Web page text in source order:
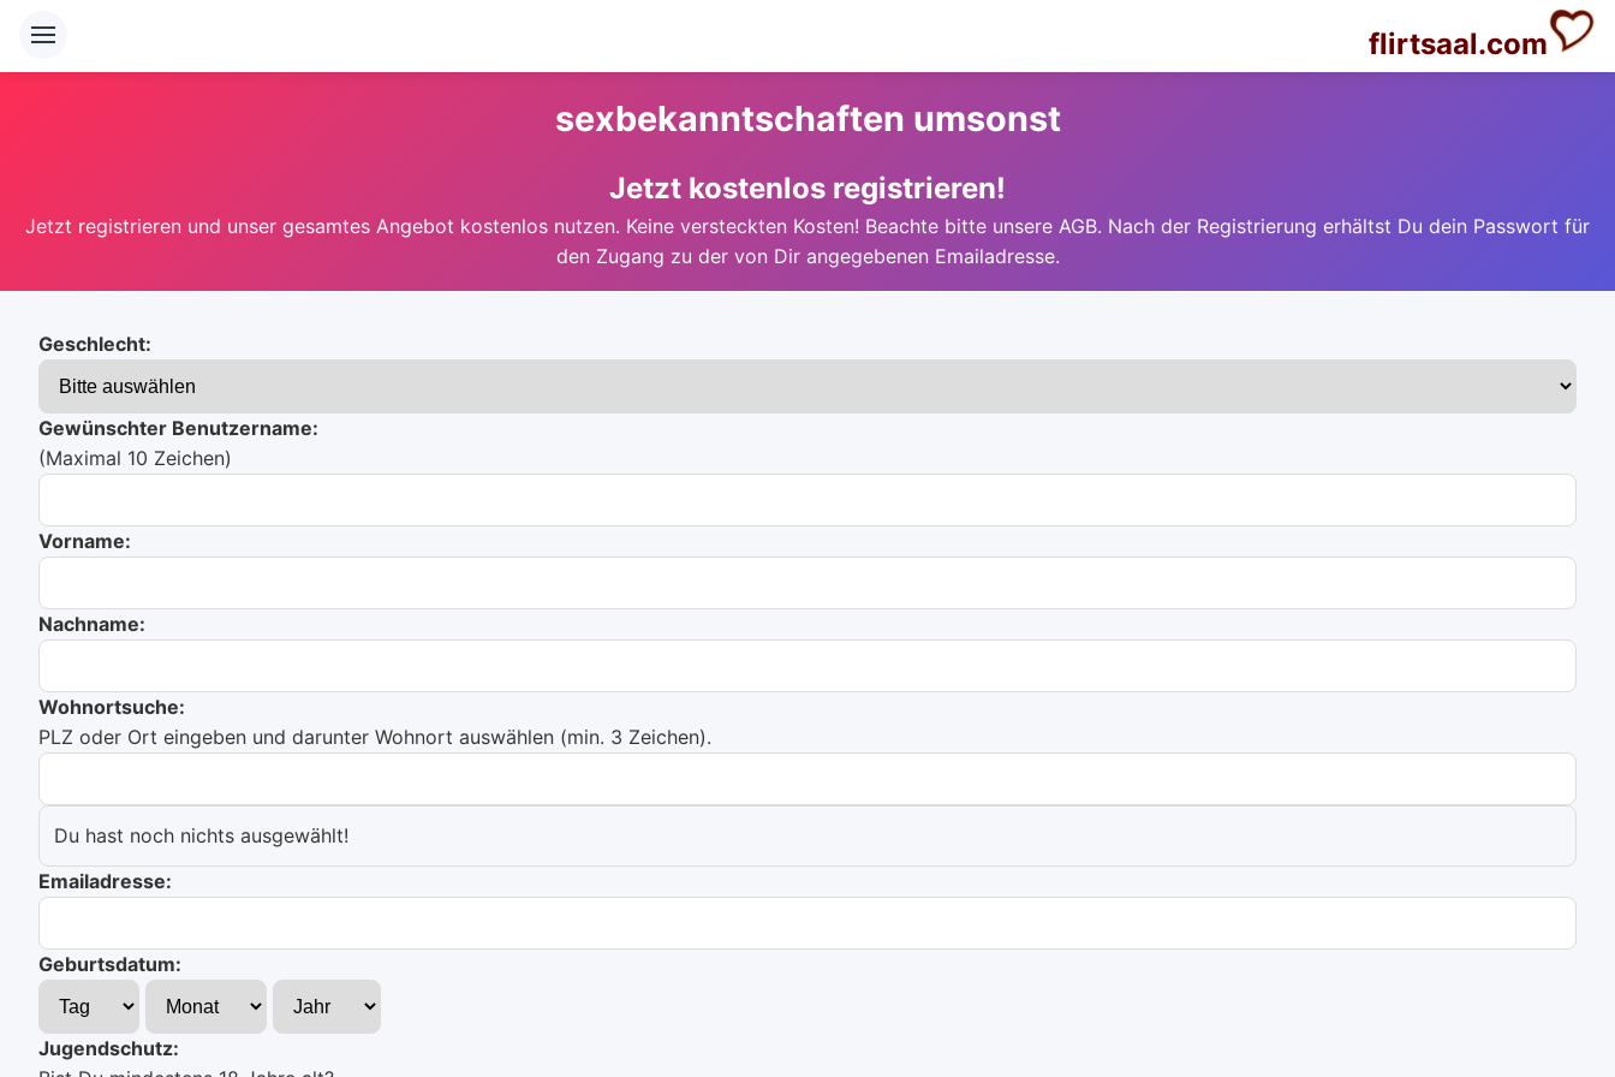
flirtsaal.com
sexbekanntschaften umsonst
Jetzt kostenlos registrieren!
Jetzt registrieren und unser gesamtes Angebot kostenlos nutzen. Keine versteckten Kosten! Beachte bitte unsere AGB. Nach der Registrierung erhältst Du dein Passwort für
den Zugang zu der von Dir angegebenen Emailadresse.
Geschlecht:
Gewünschter Benutzername:
(Maximal 10 Zeichen)
Vorname:
Nachname:
Wohnortsuche:
PLZ oder Ort eingeben und darunter Wohnort auswählen (min. 3 Zeichen).
Du hast noch nichts ausgewählt!
Emailadresse:
Geburtsdatum:
Jugendschutz: